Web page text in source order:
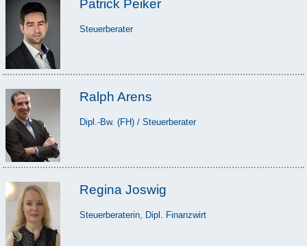
Patrick Peiker
Steuerberater
Ralph Arens
Dipl.-Bw. (FH) / Steuerberater
Regina Joswig
Steuerberaterin, Dipl. Finanzwirt